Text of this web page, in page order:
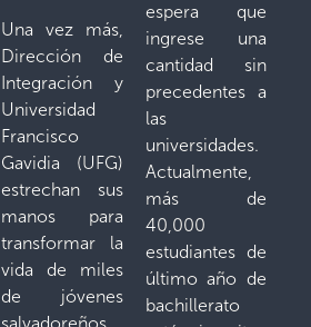
Una vez más,
Dirección de
Integración y
Universidad
Francisco
Gavidia (UFG)
estrechan sus
manos para
transformar la
vida de miles
de jóvenes
espera que
ingrese una
cantidad sin
precedentes a
las
universidades.
Actualmente,
más de
40,000
estudiantes de
último año de
bachillerato